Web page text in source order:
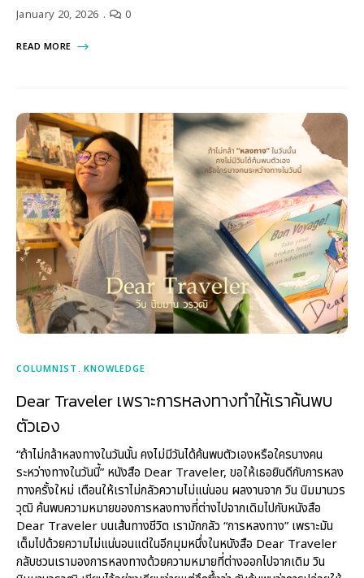
January 20, 2026 0
READ MORE
COLUMNIST KNOWLEDGE
Dear Traveler เพราะการหลงทางทำให้เราค้นพบ
ตัวเอง
“ถ้าไม่กล้าหลงทางในวันนั้น คงไม่มีวันได้ค้นพบตัวเองหรือใครบางคน
ระหว่างทางในวันนี้” หนังสือ Dear Traveler, ขอให้เธอยินดีกับการหลง
ทางครั้งใหม่ เตือนให้เราไม่กลัวความไม่แน่นอน ผลงานจาก วิน นิมมานวร
วุฒิ ค้นพบความหมายของการหลงทางที่ต่างไปจากเดิมไปกับหนังสือ
Dear Traveler บนเส้นทางชีวิต เรามักกลัว “การหลงทาง” เพราะมัน
เต็มไปด้วยความไม่แน่นอนแต่ในอีกมุมหนึ่งในหนังสือ Dear Traveler
กลับชวนเรามองการหลงทางด้วยความหมายที่ต่างออกไปจากเดิม วิน